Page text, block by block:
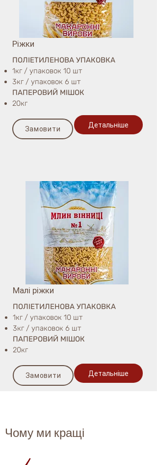
Ріжки
ПОЛІЕТИЛЕНОВА УПАКОВКА
1кг / упаковок 10 шт
3кг / упаковок 6 шт
ПАПЕРОВИЙ МІШОК
20кг
Замовити Детальніше
Малі ріжки
ПОЛІЕТИЛЕНОВА УПАКОВКА
1кг / упаковок 10 шт
3кг / упаковок 6 шт
ПАПЕРОВИЙ МІШОК
20кг
Замовити Детальніше
Чому ми кращі